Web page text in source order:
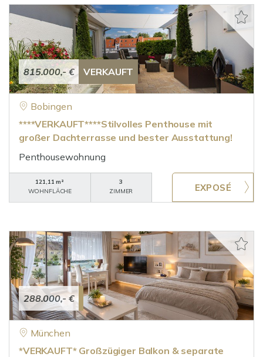
815.000,- € VERKAUFT
Bobingen
****VERKAUFT****Stilvolles Penthouse mit
großer Dachterrasse und bester Ausstattung!
Penthousewohnung
121,11 m²
WOHNFLÄCHE
3
ZIMMER
288.000,- €
München
*VERKAUFT* Großzügiger Balkon & separate